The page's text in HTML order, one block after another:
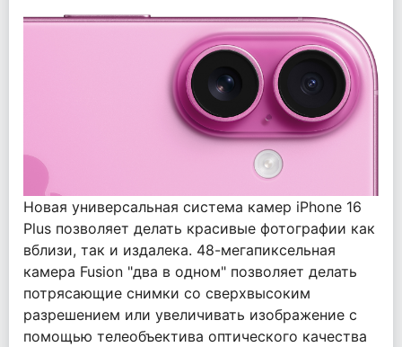
Новая универсальная система камер iPhone 16
Plus позволяет делать красивые фотографии как
вблизи, так и издалека. 48-мегапиксельная
камера Fusion "два в одном" позволяет делать
потрясающие снимки со сверхвысоким
разрешением или увеличивать изображение с
помощью телеобъектива оптического качества